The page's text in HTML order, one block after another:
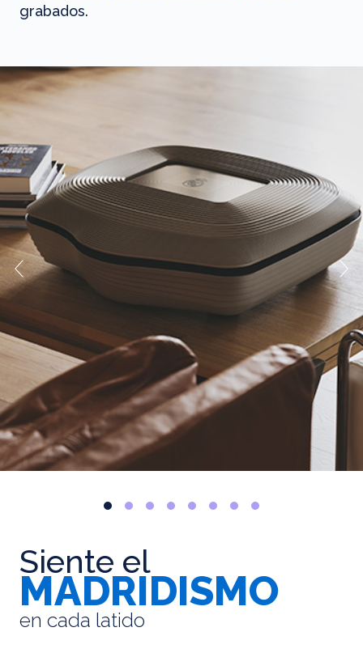
grabados.
Siente el
MADRIDISMO
en cada latido